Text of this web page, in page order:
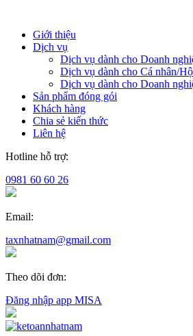
Giới thiệu
Dịch vụ
Dịch vụ dành cho Doanh
Dịch vụ dành cho Cá nhân/
Dịch vụ dành cho Doanh
Sản phẩm đóng gói
Khách hàng
Chia sẻ kiến thức
Liên hệ
Hotline hỗ trợ:
0981 60 60 26
Email:
taxnhatnam@gmail.com
Theo dõi đơn:
Đăng nhập app MISA